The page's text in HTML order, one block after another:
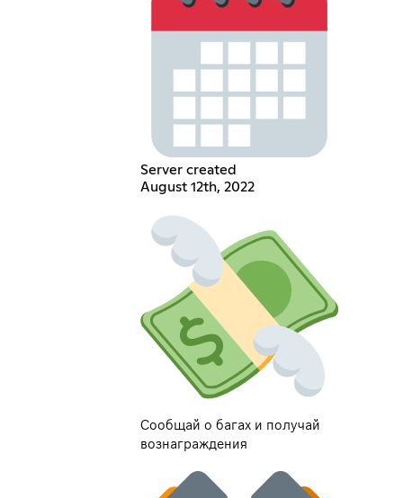
Server created
August 12th, 2022
Сообщай о багах и получай
вознаграждения